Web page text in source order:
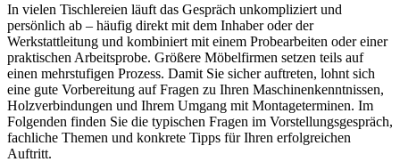
In vielen Tischlereien läuft das Gespräch unkompliziert und
persönlich ab – häufig direkt mit dem Inhaber oder der
Werkstattleitung und kombiniert mit einem Probearbeiten oder einer
praktischen Arbeitsprobe. Größere Möbelfirmen setzen teils auf
einen mehrstufigen Prozess. Damit Sie sicher auftreten, lohnt sich
eine gute Vorbereitung auf Fragen zu Ihren Maschinenkenntnissen,
Holzverbindungen und Ihrem Umgang mit Montageterminen. Im
Folgenden finden Sie die typischen Fragen im Vorstellungsgespräch,
fachliche Themen und konkrete Tipps für Ihren erfolgreichen
Auftritt.